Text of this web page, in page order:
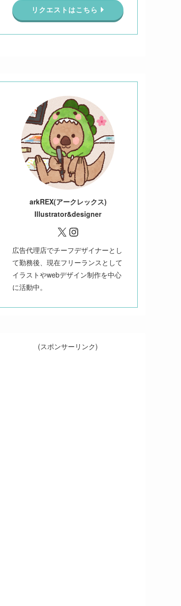
リクエストはこちら
arkREX(アークレックス)
Illustrator&designer
X Instagram
広告代理店でチーフデザイナーとし
て勤務後、現在フリーランスとして
イラストやwebデザイン制作を中心
に活動中。
(スポンサーリンク)